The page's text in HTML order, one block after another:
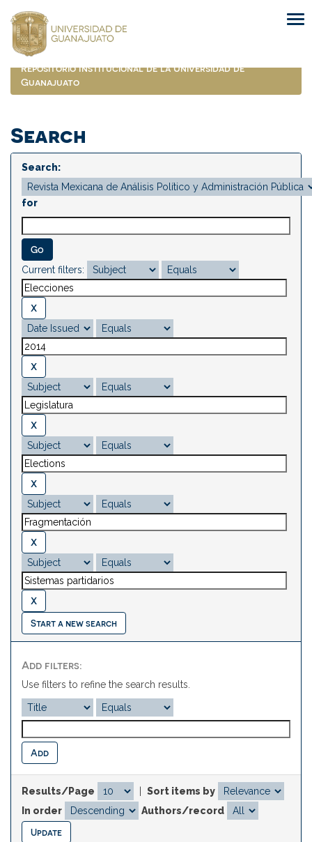
navigation
Repositorio Institucional de la Universidad de
Guanajuato
Search
Search:
for
Current filters:
Start a new search
Add filters:
Use filters to refine the search results.
Results/Page
Sort items by
In order
Authors/record